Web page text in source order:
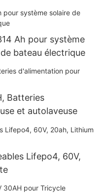
Ah pour système
bateau électrique
Batteries
et autolaveuse
Lifepo4, 60V,